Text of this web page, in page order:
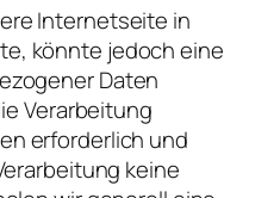
Internetseite in
könnte jedoch eine
Daten
Verarbeitung
erforderlich und
keine